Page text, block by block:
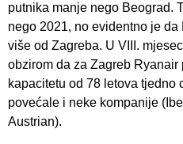
putnika manje nego Beograd.
nego 2021, no evidentno je
više od Zagreba. U VIII.
obzirom da za Zagreb Ryanair
kapacitetu od 78 letova tjedno
povećale i neke kompanije
Austrian).